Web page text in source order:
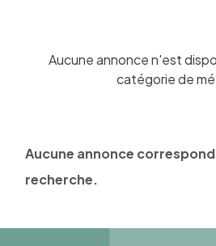
Aucune annonce n'est
catégorie de
Aucune annonce
recherche.